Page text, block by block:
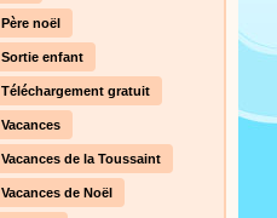
Père noël
Sortie enfant
Téléchargement gratuit
Vacances
Vacances de la Toussaint
Vacances de Noël